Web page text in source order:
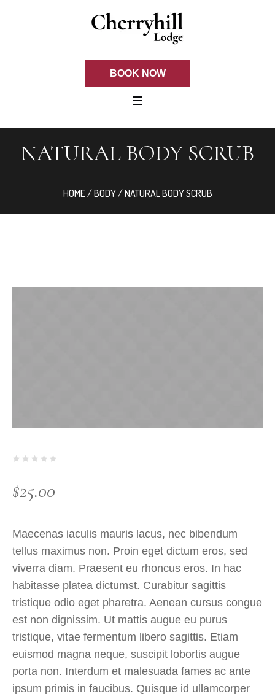
BOOK NOW
NATURAL BODY SCRUB
HOME/BODY/ NATURAL BODY SCRUB
$25.00
Maecenas iaculis mauris lacus, nec bibendum
tellus maximus non. Proin eget dictum eros, sed
viverra diam. Praesent eu rhoncus eros. In hac
habitasse platea dictumst. Curabitur sagittis
tristique odio eget pharetra. Aenean cursus congue
est non dignissim. Ut mattis augue eu purus
tristique, vitae fermentum libero sagittis. Etiam
euismod magna neque, suscipit lobortis augue
porta non. Interdum et malesuada fames ac ante
ipsum primis in faucibus. Quisque id ullamcorper